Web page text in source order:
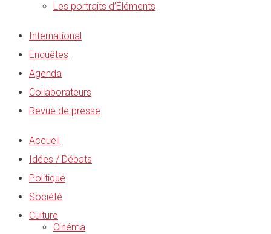
Les portraits d’Éléments
International
Enquêtes
Agenda
Collaborateurs
Revue de presse
Accueil
Idées / Débats
Politique
Société
Culture
Cinéma